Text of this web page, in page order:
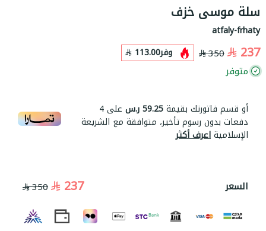
سلة موسى خزف
atfaly-frhaty
237
350 وفر113.00
متوفر
أو قسم فاتورتك بقيمة59.25 ر.س على4
دفعات بدون رسوم تأخير، متوافقة مع الشريعة
الإسلاميةاعرف أكثر
السعر 237
350